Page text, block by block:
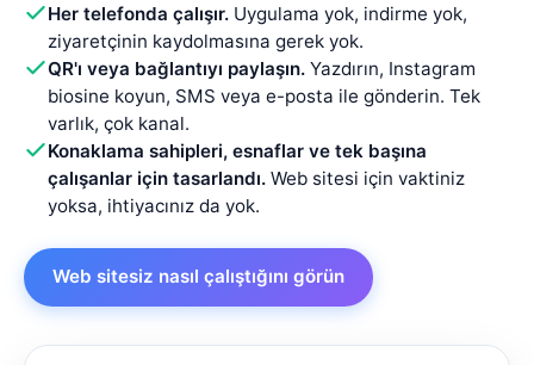
Her telefonda çalışır. Uygulama yok, indirme yok,
ziyaretçinin kaydolmasına gerek yok.
QR'ı veya bağlantıyı paylaşın. Yazdırın, Instagram
biosine koyun, SMS veya e-posta ile gönderin. Tek
varlık, çok kanal.
Konaklama sahipleri, esnaflar ve tek başına
çalışanlar için tasarlandı. Web sitesi için vaktiniz
yoksa, ihtiyacınız da yok.
Web sitesiz nasıl çalıştığını görün